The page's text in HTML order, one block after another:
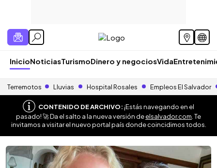
InicioNoticiasTurismoDinero y negociosVida
Terremotos Lluvias Hospital Rosales Empleos El Salvador
CONTENIDO DE ARCHIVO:¡Estás navegando en el
pasado! 🚀 Da el salto a la nueva versión deelsalvador.com . Te
invitamos a visitar el nuevo portal país donde coincidimos todos.